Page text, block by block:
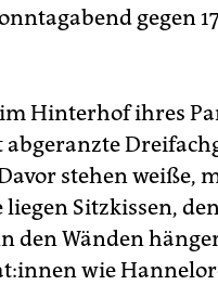
gegen
Hinterhof ihres
stehen weiße,
Sitzkissen,
den Wänden
wie